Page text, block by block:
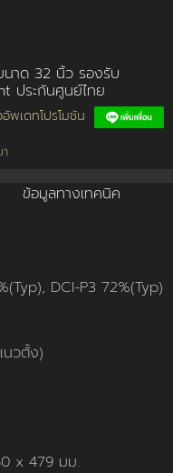
าด 32 นิ้ว รองรับ
ประกันศูนย์ไทย
พเดทโปรโมชัน
ข้อมูลทางเทคนิค